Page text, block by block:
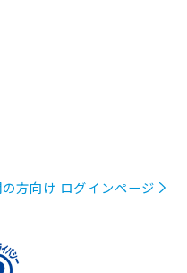
方向け ログインページ